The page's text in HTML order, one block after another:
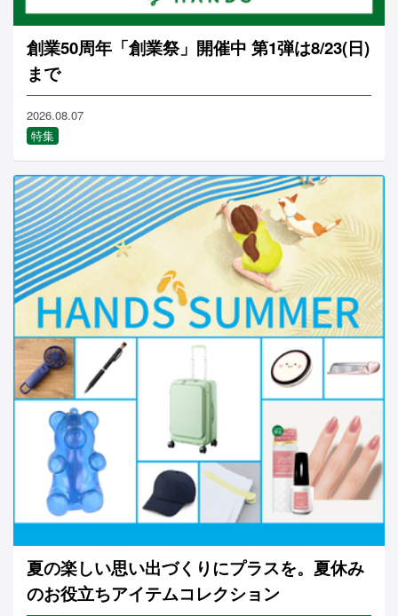
創業50周年「創業祭」開催中 第1弾は8/23(日)
まで
2026.08.07
特集
夏の楽しい思い出づくりにプラスを。夏休み
のお役立ちアイテムコレクション